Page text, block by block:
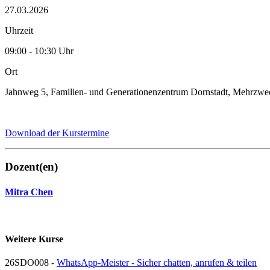
27.03.2026
Uhrzeit
09:00 - 10:30 Uhr
Ort
Jahnweg 5, Familien- und Generationenzentrum Dornstadt,
Download der Kurstermine
Dozent(en)
Mitra Chen
Weitere Kurse
26SDO008 - WhatsApp-Meister - Sicher chatten, anrufen & teilen